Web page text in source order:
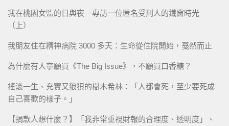
我在桃園女監的日與夜－專訪一位匿名受刑人的鐵窗時光
（上）
我朋友住在精神病院 3000 多天：生命從住院開始，戞然而止
為什麼有人寧願買《The Big Issue》，不願買口香糖？
搖滾一生、充實又狼狽的樹木希林：「人都會死，至少要死成
自己喜歡的樣子。」
【捐款人想什麼？】「我非常重視財報的合理度、透明度」、